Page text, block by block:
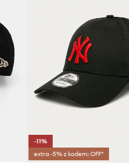
-11%
extra -5% z kodem: OFF*